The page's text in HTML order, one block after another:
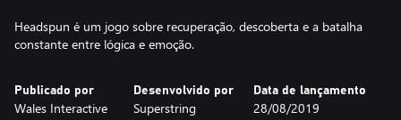
Headspun é um jogo sobre recuperação, descoberta e a batalha
constante entre lógica e emoção.
Publicado por
Wales Interactive
Desenvolvido por
Superstring
Data de lançamento
28/08/2019